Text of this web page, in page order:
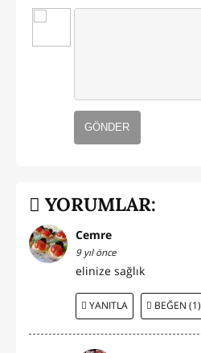
GÖNDER
YORUMLAR:
Cemre
9 yıl önce
elinize sağlık
YANITLA BEĞEN (1)